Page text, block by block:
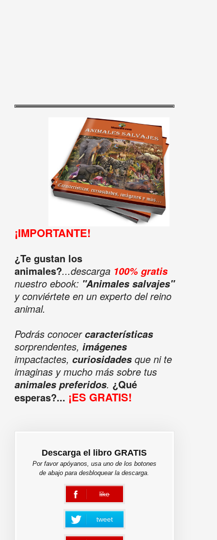
¡IMPORTANTE!
¿Te gustan los
animales?...descarga 100% gratis
nuestro ebook: "Animales salvajes"
y conviértete en un experto del reino
animal.
Podrás conocercaracterísticas
sorprendentes, imágenes
impactactes, curiosidadesque ni te
imaginas y mucho más sobre tus
animales preferidos. ¿Qué
esperas?... ¡ES GRATIS!
Descarga el libro GRATIS
Por favor apóyanos, usa uno de los botones
de abajo para desbloquear la descarga.
like
error
tweet